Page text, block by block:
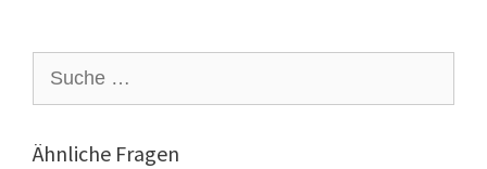
nach:
Ähnliche Fragen